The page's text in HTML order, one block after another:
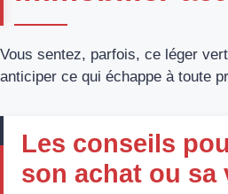
Vous sentez, parfois, ce léger
anticiper ce qui échappe à toute
Les conseils
son achat ou sa